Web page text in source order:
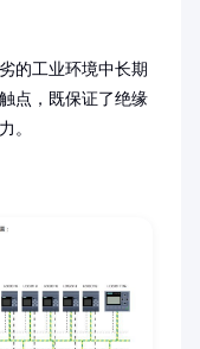
的工业环境中长期
点，既保证了绝缘
。